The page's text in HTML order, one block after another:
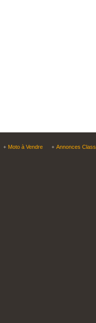
Moto à Vendre
Annonces